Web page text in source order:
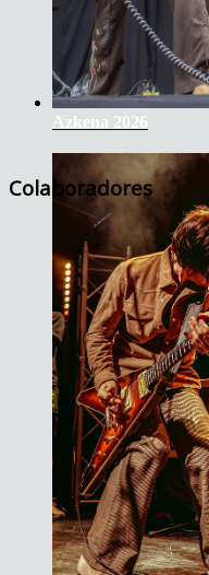
Azkena 2026
Colaboradores